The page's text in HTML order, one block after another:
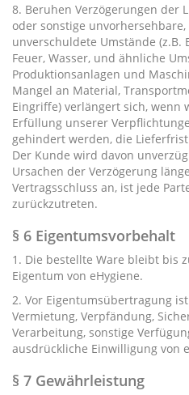
8. Beruhen Verzögerungen der
oder sonstige
unverschuldete Umstände
Feuer, Wasser, und ähnliche
Produktionsanlagen und
Mangel an Material,
Eingriffe) verlängert sich, wenn
Erfüllung unserer
gehindert werden, die
Der Kunde wird davon
Ursachen der Verzögerung
Vertragsschluss an, ist jede
zurückzutreten.
§ 6 Eigentumsvorbehalt
1. Die bestellte Ware bleibt bis
Eigentum von eHygiene.
2. Vor Eigentumsübertragung
Vermietung, Verpfändung,
Verarbeitung, sonstige
ausdrückliche Einwilligung von
§ 7 Gewährleistung